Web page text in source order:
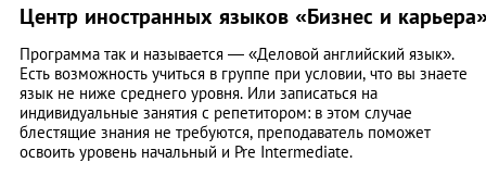
Центр иностранных языков «Бизнес и
Программа так и называется — «Деловой английский язык».
Есть возможность учиться в группе при условии, что вы знаете
язык не ниже среднего уровня. Или записаться на
индивидуальные занятия с репетитором: в этом случае
блестящие знания не требуются, преподаватель поможет
освоить уровень начальный и Pre Intermediate.